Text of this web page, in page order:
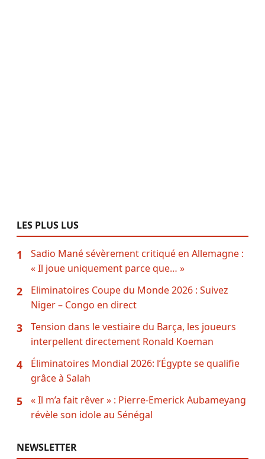
LES PLUS LUS
1
Sadio Mané sévèrement critiqué en Allemagne :
« Il joue uniquement parce que… »
2
Eliminatoires Coupe du Monde 2026 : Suivez
Niger – Congo en direct
3
Tension dans le vestiaire du Barça, les joueurs
interpellent directement Ronald Koeman
4
Éliminatoires Mondial 2026: l’Égypte se qualifie
grâce à Salah
5
« Il m’a fait rêver » : Pierre-Emerick Aubameyang
révèle son idole au Sénégal
NEWSLETTER